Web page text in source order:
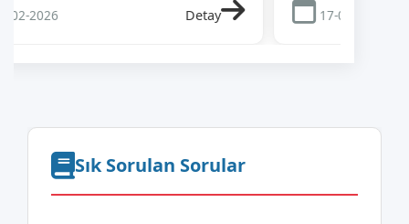
Sık Sorulan Sorular